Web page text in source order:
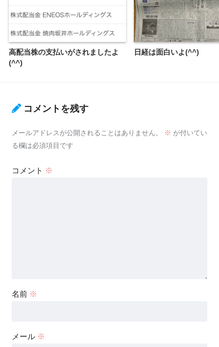
高配当株の支払いがされましたよ
(^^)
日経は面白いよ(^^)
コメントを残す
メールアドレスが公開されることはありません。 ※ が付いてい
る欄は必須項目です
コメント ※
名前 ※
メール ※